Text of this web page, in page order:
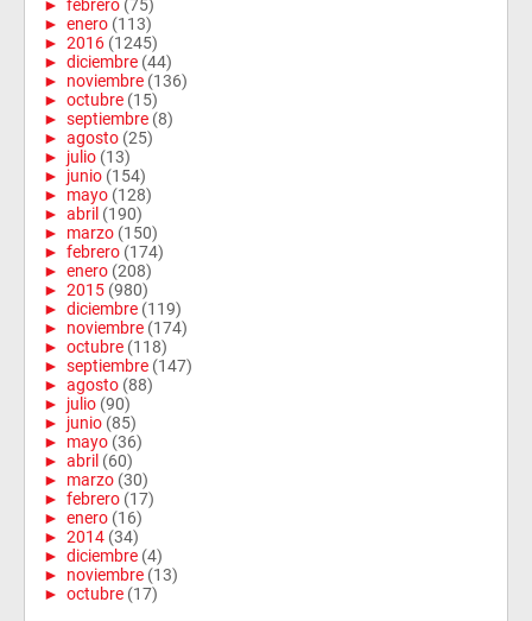
► febrero (75)
► enero (113)
► 2016 (1245)
► diciembre (44)
► noviembre (136)
► octubre (15)
► septiembre (8)
► agosto (25)
► julio (13)
► junio (154)
► mayo (128)
► abril (190)
► marzo (150)
► febrero (174)
► enero (208)
► 2015 (980)
► diciembre (119)
► noviembre (174)
► octubre (118)
► septiembre (147)
► agosto (88)
► julio (90)
► junio (85)
► mayo (36)
► abril (60)
► marzo (30)
► febrero (17)
► enero (16)
► 2014 (34)
► diciembre (4)
► noviembre (13)
► octubre (17)